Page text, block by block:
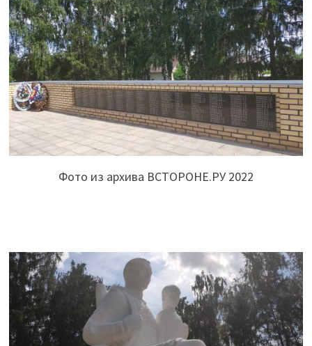
Фото из архива ВСТОРОНЕ.РУ 2022